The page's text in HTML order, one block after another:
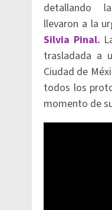
detallando
llevaron a la
Silvia Pinal.
trasladada a
Ciudad de
todos los
momento de